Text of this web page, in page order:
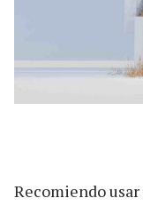
Recomiendo usar